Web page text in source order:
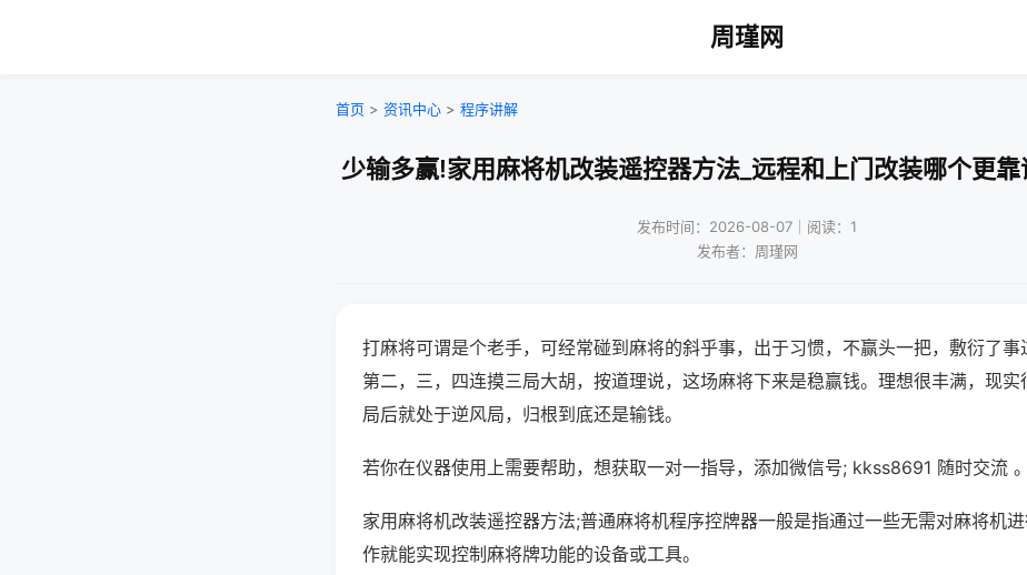
周瑾网
首页 > 资讯中心 > 程序讲解
少输多赢!家用麻将机改装遥控器方法_远程和上门改装哪个更
发布时间：2026-08-07｜阅读：1
发布者：周瑾网
打麻将可谓是个老手，可经常碰到麻将的斜乎事，出于习惯，不赢头一把，敷衍了事
第二，三，四连摸三局大胡，按道理说，这场麻将下来是稳赢钱。理想很丰满，现实
局后就处于逆风局，归根到底还是输钱。
若你在仪器使用上需要帮助，想获取一对一指导，添加微信号; kkss8691 随时交流 。
家用麻将机改装遥控器方法;普通麻将机程序控牌器一般是指通过一些无需对麻将机
作就能实现控制麻将牌功能的设备或工具。